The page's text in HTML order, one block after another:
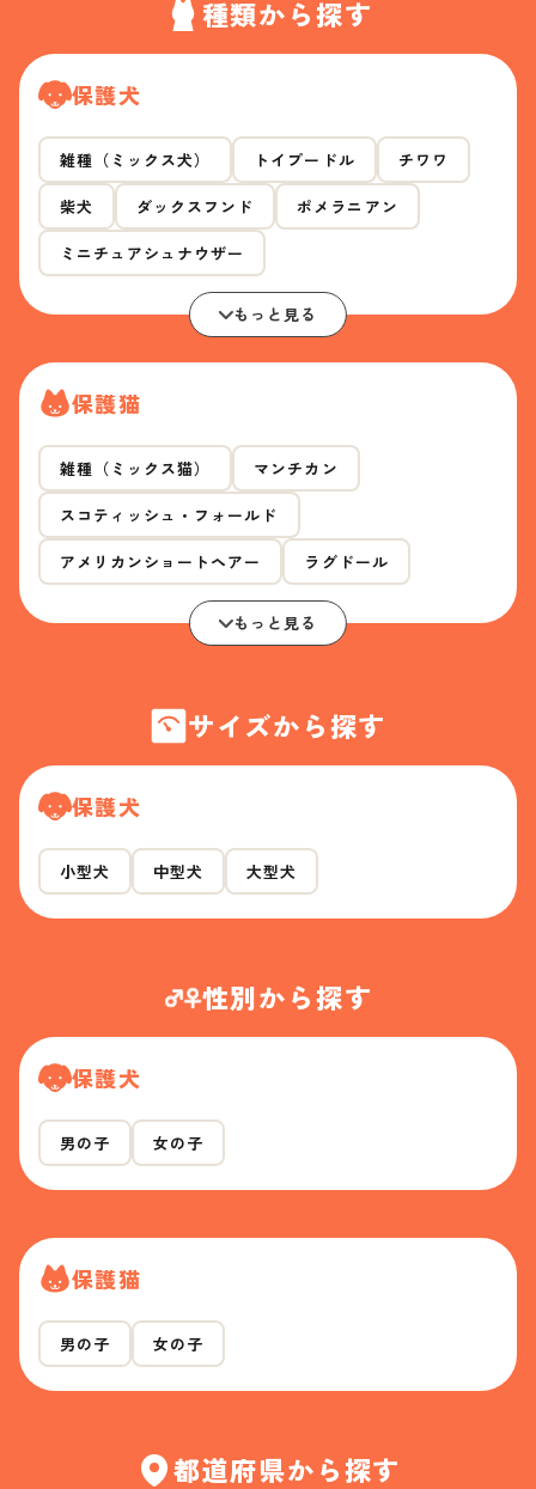
種類から探す
保護犬
雑種（ミックス犬） トイプードル チワワ
柴犬 ダックスフンド ポメラニアン
ミニチュアシュナウザー
もっと見る
保護猫
雑種（ミックス猫） マンチカン
スコティッシュ・フォールド
アメリカンショートヘアー ラグドール
もっと見る
サイズから探す
保護犬
小型犬 中型犬 大型犬
性別から探す
保護犬
男の子 女の子
保護猫
男の子 女の子
都道府県から探す